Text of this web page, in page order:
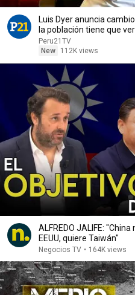
Luis Dyer anuncia
la población tiene que
Peru21TV
New
112K views
ALFREDO JALIFE:
EEUU, quiere Taiwán"
Negocios TV • 164K views